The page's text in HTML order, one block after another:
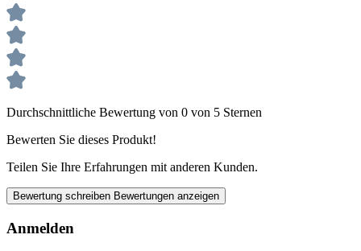
Durchschnittliche Bewertung von 0 von 5 Sternen
Bewerten Sie dieses Produkt!
Teilen Sie Ihre Erfahrungen mit anderen Kunden.
Bewertung schreiben Bewertungen anzeigen
Anmelden